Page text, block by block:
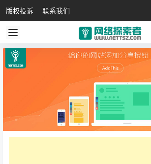
版权投诉 联系我们